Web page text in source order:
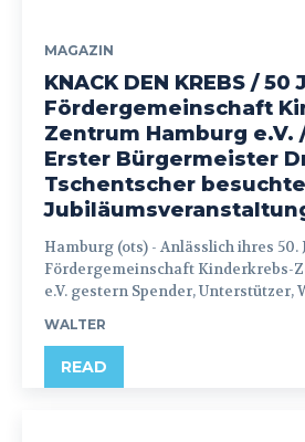
MAGAZIN
KNACK DEN KREBS / 50
Fördergemeinschaft
Zentrum Hamburg e.V.
Erster Bürgermeister
Tschentscher besuchte
Hamburg (ots) - Anlässlich ihres 50. Jubiläums lud die
Fördergemeinschaft Kinderkrebs-
e.V. gestern Spender, Unterstützer,
WALTER
READ